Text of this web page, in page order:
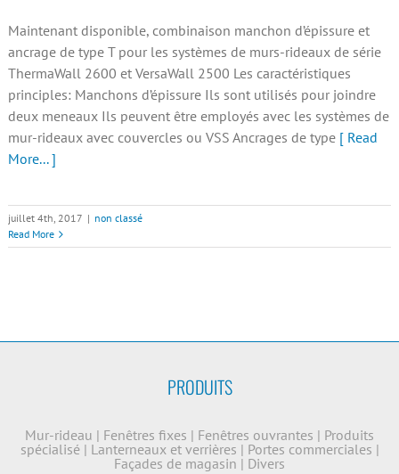
Maintenant disponible, combinaison manchon d’épissure et
ancrage de type T pour les systèmes de murs-rideaux de série
ThermaWall 2600 et VersaWall 2500 Les caractéristiques
principles: Manchons d’épissure Ils sont utilisés pour joindre
deux meneaux Ils peuvent être employés avec les systèmes de
mur-rideaux avec couvercles ou VSS Ancrages de type [ Read
More... ]
juillet 4th, 2017 | non classé
Read More
PRODUITS
Mur-rideau | Fenêtres fixes | Fenêtres ouvrantes | Produits
spécialisé | Lanterneaux et verrières | Portes commerciales |
Façades de magasin | Divers